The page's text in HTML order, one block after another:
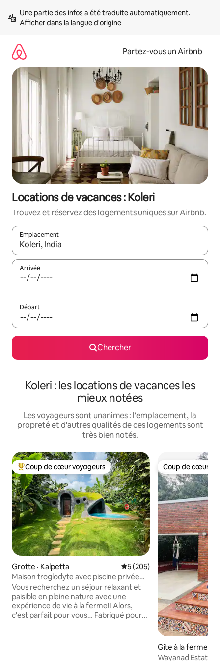
directement
Afficher dans la langue d'origine
Partez-vous un Airbnb
Locations de vacances : Koleri
Trouvez et réservez des logements uniques sur Airbnb.
Emplacement
Quand les résultats sont affichés, parcourez-les en utilisant
Arrivée
Départ
Chercher
Koleri : les locations de vacances les
mieux notées
Les voyageurs sont unanimes : l'emplacement, la
propreté et d'autres qualités de ces logements sont
très bien notés.
Coup de cœur voyageurs parmi les plus aimés
Coup de cœur voyageurs
Grotte · Kalpetta Note moyenne de 5 sur 5,
5 (205)
Maison troglodyte avec piscine privée
par Rivertree FarmStay
Vous recherchez un séjour relaxant et
paisible en pleine nature avec une
expérience de vie à la ferme!! Alors,
c'est parfait pour vous… Fabriqué pour
Coup de cœur
Coup de cœur
Gîte à la ferme ·
or
Wayanad Estate